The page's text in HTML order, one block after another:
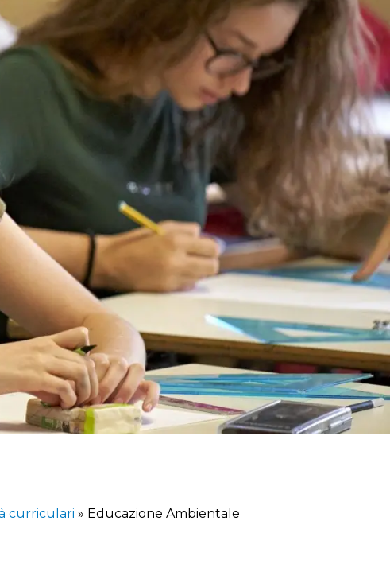
curriculari » Educazione Ambientale